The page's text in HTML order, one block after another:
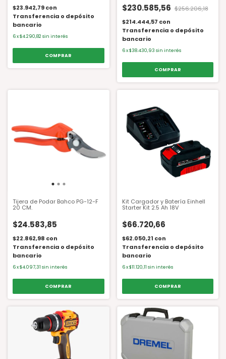
$23.942,79con
Transferencia o depósito
bancario
6x$4.290,82 sin interés
$230.585,56 $256.206,18
$214.444,57 con
Transferencia o depósito
bancario
6 x$38.430,93 sin interés
Tijera de Podar Bahco PG-12-F
20 CM.
$24.583,85
$22.862,98 con
Transferencia o depósito
bancario
6x$4.097,31 sin interés
Kit Cargador y Batería Einhell
Starter Kit 2.5 Ah 18V
$66.720,66
$62.050,21 con
Transferencia o depósito
bancario
6 x$11.120,11 sin interés